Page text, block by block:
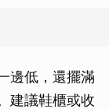
邊低，還擺滿
建議鞋櫃或收